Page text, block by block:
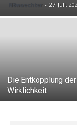
N8waechter - 27. Juli.
Die Entkopplung
Wirklichkeit